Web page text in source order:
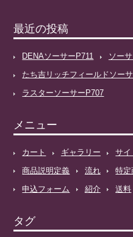
最近の投稿
DENAソーサーP711
ソー
たち吉リッチフィールドソー
ラスターソーサーP707
メニュー
カート ギャラリー サイ
商品説明定義
流れ
特定
申込フォーム
紹介 送料
タグ